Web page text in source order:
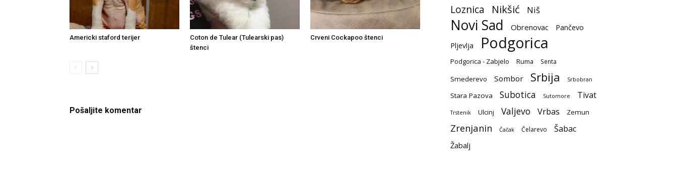
Americki staford terijer
Coton de Tulear (Tulearski pas)
štenci
Crveni Cockapoo štenci
Pošaljite komentar
Loznica Nikšić Niš
Novi Sad Obrenovac Pančevo
Pljevlja Podgorica
Podgorica - Zabjelo Ruma Senta
Smederevo Sombor Srbija Srbobran
Stara Pazova Subotica Sutomore Tivat
Trstenik Ulcinj Valjevo Vrbas Zemun
Zrenjanin Čačak Čelarevo Šabac
Žabalj